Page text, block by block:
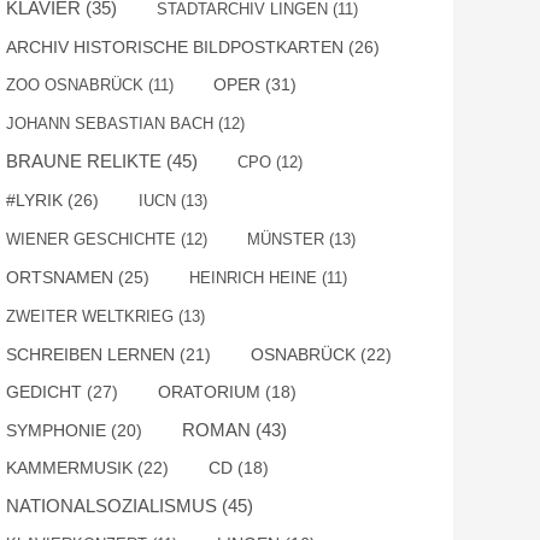
KLAVIER (35) STADTARCHIV LINGEN (11)
ARCHIV HISTORISCHE BILDPOSTKARTEN (26)
ZOO OSNABRÜCK (11) OPER (31)
JOHANN SEBASTIAN BACH (12)
BRAUNE RELIKTE (45) CPO (12)
#LYRIK (26) IUCN (13)
WIENER GESCHICHTE (12) MÜNSTER (13)
ORTSNAMEN (25) HEINRICH HEINE (11)
ZWEITER WELTKRIEG (13)
SCHREIBEN LERNEN (21) OSNABRÜCK (22)
GEDICHT (27) ORATORIUM (18)
SYMPHONIE (20) ROMAN (43)
KAMMERMUSIK (22) CD (18)
NATIONALSOZIALISMUS (45)